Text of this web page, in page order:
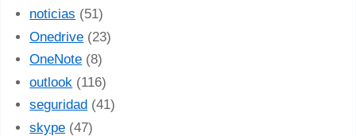
noticias (51)
Onedrive (23)
OneNote (8)
outlook (116)
seguridad (41)
skype (47)